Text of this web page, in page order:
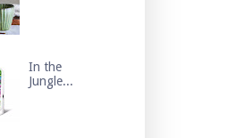
In the
Jungle...